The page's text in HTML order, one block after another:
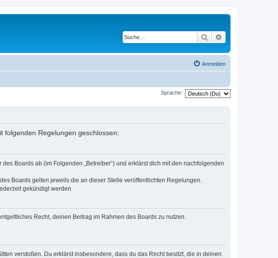
Suche
Anmelden
Sprache:
folgenden Regelungen geschlossen:
Boards ab (im Folgenden „Betreiber“) und erklärst dich mit den nachfolgenden
Boards gelten jeweils die an dieser Stelle veröffentlichten Regelungen.
gekündigt werden.
Recht, deinen Beitrag im Rahmen des Boards zu nutzen.
verstoßen. Du erklärst insbesondere, dass du das Recht besitzt, die in deinen